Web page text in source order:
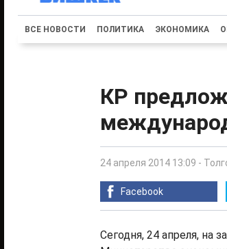
ВСЕ НОВОСТИ ПОЛИТИКА ЭКОНОМИКА
КР
24 апреля 2014 13:09 -
Facebook
Сегодня, 24 апреля, на